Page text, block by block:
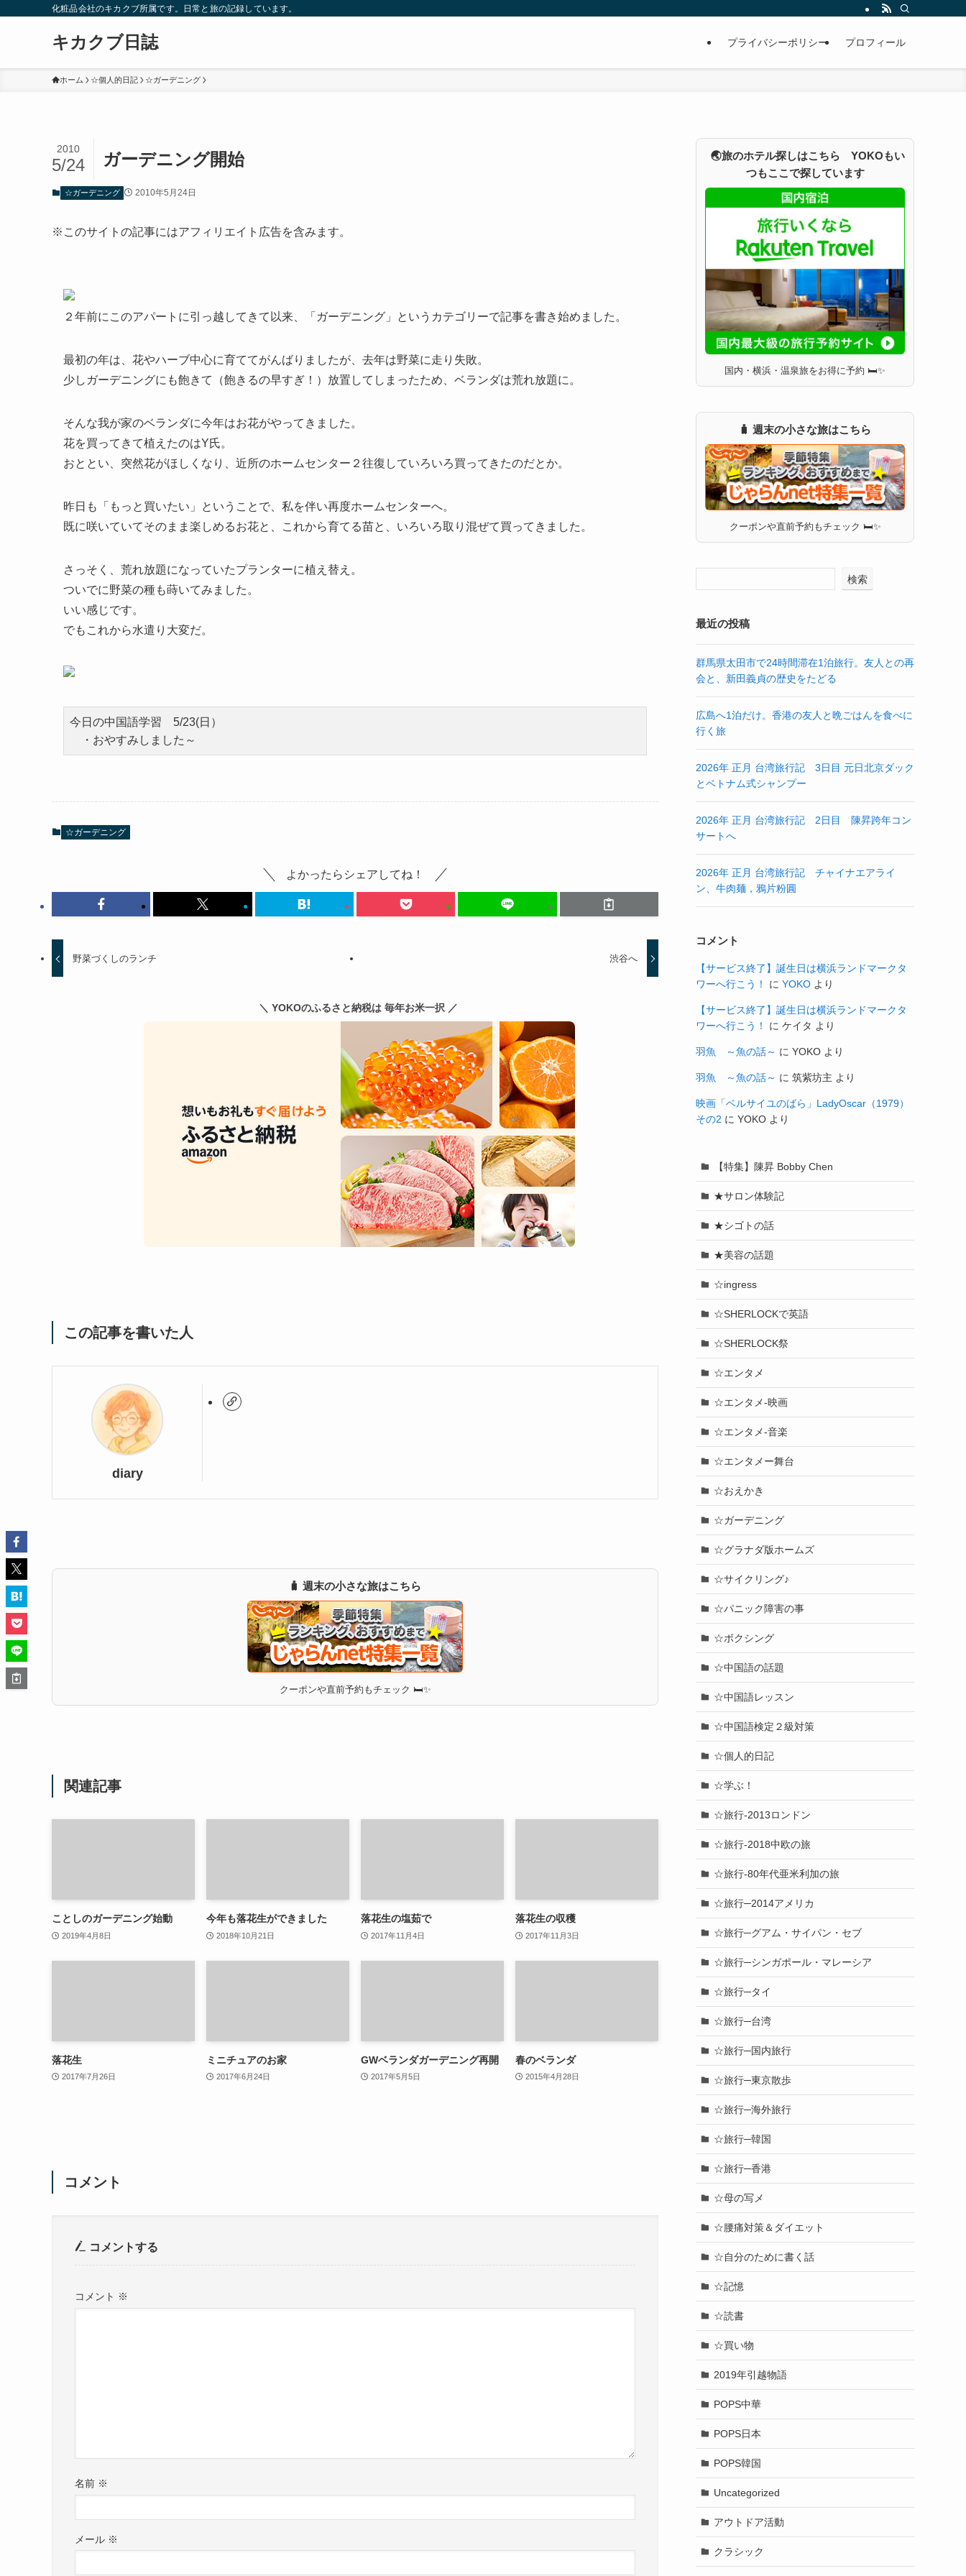
化粧品会社のキカクブ所属です。日常と旅の記録しています。
キカクブ日誌 プライバシーポリシー プロフィール
ホーム ☆個人的日記 ☆ガーデニング
ガーデニング開始
2010
5/24
☆ガーデニング 2010年5月24日
※このサイトの記事にはアフィリエイト広告を含みます。
２年前にこのアパートに引っ越してきて以来、「ガーデニング」というカテゴリーで記事を書き始めました。
最初の年は、花やハーブ中心に育ててがんばりましたが、去年は野菜に走り失敗。
少しガーデニングにも飽きて（飽きるの早すぎ！）放置してしまったため、ベランダは荒れ放題に。
そんな我が家のベランダに今年はお花がやってきました。
花を買ってきて植えたのはY氏。
おととい、突然花がほしくなり、近所のホームセンター２往復していろいろ買ってきたのだとか。
昨日も「もっと買いたい」ということで、私を伴い再度ホームセンターへ。
既に咲いていてそのまま楽しめるお花と、これから育てる苗と、いろいろ取り混ぜて買ってきました。
さっそく、荒れ放題になっていたプランターに植え替え。
ついでに野菜の種も蒔いてみました。
いい感じです。
でもこれから水遣り大変だ。
今日の中国語学習 5/23(日）
・おやすみしました～
☆ガーデニング
よかったらシェアしてね！
野菜づくしのランチ 渋谷へ
＼ YOKOのふるさと納税は 毎年お米一択 ／
この記事を書いた人
diary
🧳 週末の小さな旅はこちら
クーポンや直前予約もチェック 🛏✨
関連記事
ことしのガーデニング始動
2019年4月8日
今年も落花生ができました
2018年10月21日
落花生の塩茹で
2017年11月4日
落花生の収穫
2017年11月3日
落花生
2017年7月26日
ミニチュアのお家
2017年6月24日
GWベランダガーデニング再開
2017年5月5日
春のベランダ
2015年4月28日
コメント
コメントする
コメント ※
名前 ※
メール ※
🌏旅のホテル探しはこちら YOKOもい
つもここで探しています
国内・横浜・温泉旅をお得に予約 🛏✨
🧳 週末の小さな旅はこちら
クーポンや直前予約もチェック 🛏✨
検索
最近の投稿
群馬県太田市で24時間滞在1泊旅行。友人との再
会と、新田義貞の歴史をたどる
広島へ1泊だけ。香港の友人と晩ごはんを食べに
行く旅
2026年 正月 台湾旅行記 3日目 元日北京ダック
とベトナム式シャンプー
2026年 正月 台湾旅行記 2日目 陳昇跨年コン
サートへ
2026年 正月 台湾旅行記 チャイナエアライ
ン、牛肉麺，鴉片粉圓
コメント
【サービス終了】誕生日は横浜ランドマークタ
ワーへ行こう！
に YOKO より
【サービス終了】誕生日は横浜ランドマークタ
ワーへ行こう！
に ケイタ より
羽魚 ～魚の話～ に YOKO より
羽魚 ～魚の話～ に 筑紫坊主 より
映画「ベルサイユのばら」LadyOscar（1979）
その2 に YOKO より
【特集】陳昇 Bobby Chen
★サロン体験記
★シゴトの話
★美容の話題
☆ingress
☆SHERLOCKで英語
☆SHERLOCK祭
☆エンタメ
☆エンタメ-映画
☆エンタメ-音楽
☆エンタメー舞台
☆おえかき
☆ガーデニング
☆グラナダ版ホームズ
☆サイクリング♪
☆パニック障害の事
☆ボクシング
☆中国語の話題
☆中国語レッスン
☆中国語検定２級対策
☆個人的日記
☆学ぶ！
☆旅行-2013ロンドン
☆旅行-2018中欧の旅
☆旅行-80年代亜米利加の旅
☆旅行─2014アメリカ
☆旅行─グアム・サイパン・セブ
☆旅行─シンガポール・マレーシア
☆旅行─タイ
☆旅行─台湾
☆旅行─国内旅行
☆旅行─東京散歩
☆旅行─海外旅行
☆旅行─韓国
☆旅行─香港
☆母の写メ
☆腰痛対策＆ダイエット
☆自分のために書く話
☆記憶
☆読書
☆買い物
2019年引越物語
POPS中華
POPS日本
POPS韓国
Uncategorized
アウトドア活動
クラシック